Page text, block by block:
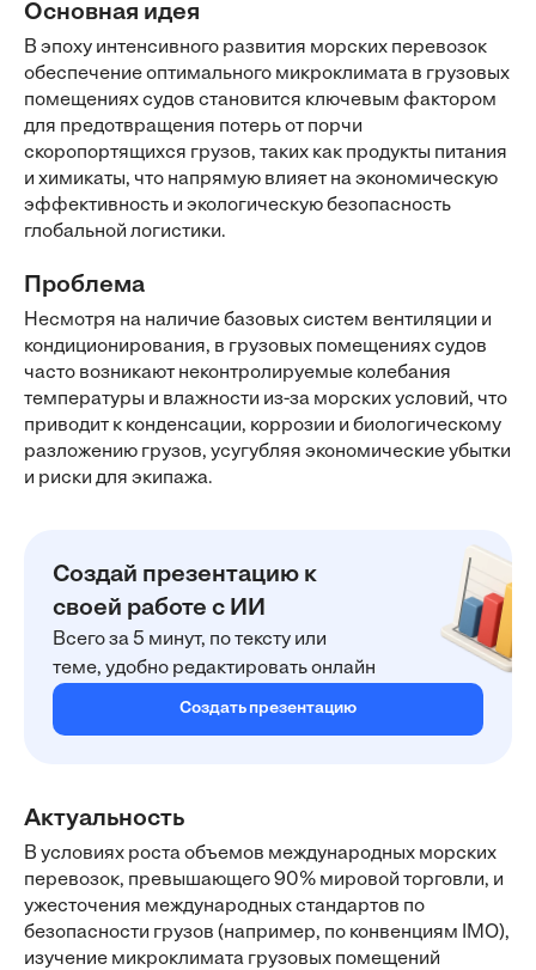
Основная идея
В эпоху интенсивного развития морских перевозок
обеспечение оптимального микроклимата в грузовых
помещениях судов становится ключевым фактором
для предотвращения потерь от порчи
скоропортящихся грузов, таких как продукты питания
и химикаты, что напрямую влияет на экономическую
эффективность и экологическую безопасность
глобальной логистики.
Проблема
Несмотря на наличие базовых систем вентиляции и
кондиционирования, в грузовых помещениях судов
часто возникают неконтролируемые колебания
температуры и влажности из-за морских условий, что
приводит к конденсации, коррозии и биологическому
разложению грузов, усугубляя экономические убытки
и риски для экипажа.
Создай презентацию к
своей работе с ИИ
Всего за 5 минут, по тексту или
теме, удобно редактировать онлайн
Создать презентацию
Актуальность
В условиях роста объемов международных морских
перевозок, превышающего 90% мировой торговли, и
ужесточения международных стандартов по
безопасности грузов (например, по конвенциям IMO),
изучение микроклимата грузовых помещений